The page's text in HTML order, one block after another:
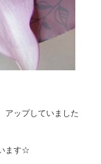
ップしていました
ます☆